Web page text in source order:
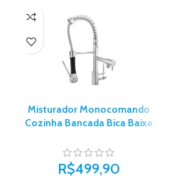
Misturador Monocomando
Cozinha Bancada Bica Baixa
Volta – Metais Perola
R$499,90